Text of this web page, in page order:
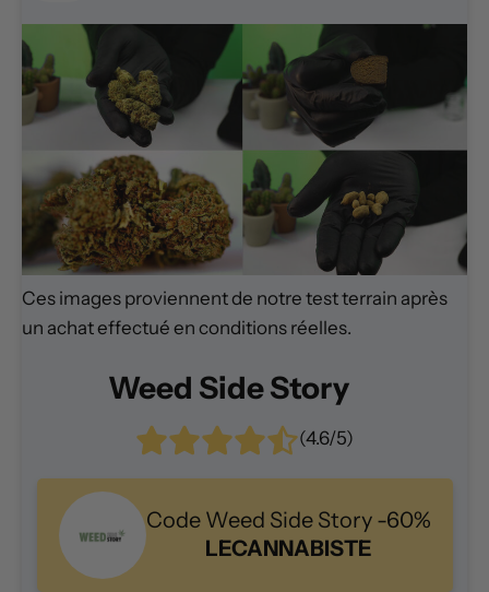
Ces images proviennent de notre test terrain après
un achat effectué en conditions réelles.
Weed Side Story
(4.6/5)
Code Weed Side Story -60%
LECANNABISTE